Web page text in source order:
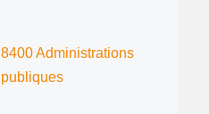
8400 Administrations
publiques